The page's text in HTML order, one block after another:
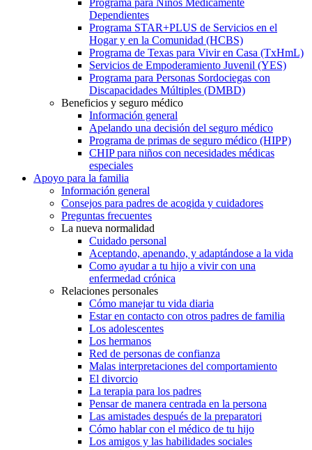
Dependientes
Programa STAR+PLUS de Servicios en el
Hogar y en la Comunidad (HCBS)
Programa de Texas para Vivir en Casa (TxHmL)
Servicios de Empoderamiento Juvenil (YES)
Programa para Personas Sordociegas con
Discapacidades Múltiples (DMBD)
Beneficios y seguro médico
Información general
Apelando una decisión del seguro médico
Programa de primas de seguro médico (HIPP)
CHIP para niños con necesidades médicas
especiales
Apoyo para la familia
Información general
Consejos para padres de acogida y cuidadores
Preguntas frecuentes
La nueva normalidad
Cuidado personal
Aceptando, apenando, y adaptándose a la vida
Como ayudar a tu hijo a vivir con una
enfermedad crónica
Relaciones personales
Cómo manejar tu vida diaria
Estar en contacto con otros padres de familia
Los adolescentes
Los hermanos
Red de personas de confianza
Malas interpretaciones del comportamiento
El divorcio
La terapia para los padres
Pensar de manera centrada en la persona
Las amistades después de la preparatori
Cómo hablar con el médico de tu hijo
Los amigos y las habilidades sociales